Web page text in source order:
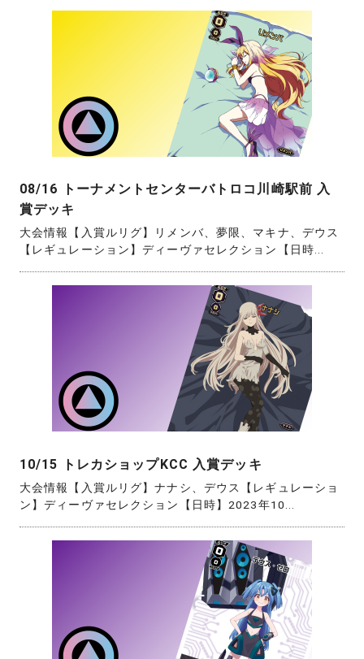
08/16 トーナメントセンターバトロコ川崎駅前 入
賞デッキ
大会情報【入賞ルリグ】リメンバ、夢限、マキナ、デウス
【レギュレーション】ディーヴァセレクション【日時...
10/15 トレカショップKCC 入賞デッキ
大会情報【入賞ルリグ】ナナシ、デウス【レギュレーショ
ン】ディーヴァセレクション【日時】2023年10...